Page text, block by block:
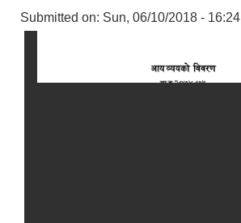
Submitted on: Sun, 06/10/2018 - 16:24